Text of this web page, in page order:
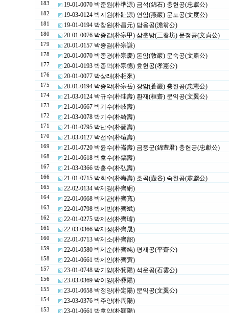
183 19-01-0070 박준원(朴準源) 금석(錦石) 충헌공(忠獻公)
182 19-03-0124 박지원(朴趾源) 연암(燕巖) 문도공(文度公)
181 19-01-0194 박창원(朴昌元) 담옹공(澹翁公)
180 20-01-0076 박종갑(朴宗甲) 삼춘방(三春坊) 문정공(文貞公)
179 20-01-0157 박종겸(朴宗謙)
178 20-01-0070 박종경(朴宗慶) 돈암(敦巖) 문숙공(文肅公)
177 20-01-0193 박종덕(朴宗德) 효헌공(孝憲公)
176 20-01-0077 박상래(朴相來)
175 20-01-0194 박종악(朴宗岳) 창암(蒼巖) 충헌공(忠憲公)
174 21-03-0124 박규수(朴珪壽) 환재(桓齋) 문익공(文翼公)
173 21-01-0667 박기수(朴岐壽)
172 21-03-0078 박기수(朴綺壽)
171 21-01-0795 박난수(朴蘭壽)
170 21-03-0127 박선수(朴瑄壽)
169 21-01-0720 박윤수(朴崙壽) 금풍군(錦豊君) 충헌공(忠獻公)
168 21-01-0618 박호수(朴鎬壽)
167 21-03-0366 박홍수(朴弘壽)
166 21-01-0715 박회수(朴晦壽) 호곡(壺谷) 숙헌공(肅獻公)
165 22-02-0134 박제경(朴齊絅)
164 22-01-0668 박제관(朴齊寬)
163 22-01-0798 박제빈(朴齊斌)
162 22-01-0275 박제선(朴齊璿)
161 22-03-0366 박제성(朴齊晟)
160 22-01-0713 박제소(朴齊韶)
159 22-01-0580 박제순(朴齊純) 평재공(平齋公)
158 22-01-0661 박제인(朴齊寅)
157 23-01-0748 박기양(朴箕陽) 석운공(石雲公)
156 23-03-0369 박이양(朴彝陽)
155 23-01-0658 박정양(朴定陽) 문익공(文翼公)
154 23-03-0376 박주양(朴周陽)
153 23-01-0661 박호양(朴顥陽)